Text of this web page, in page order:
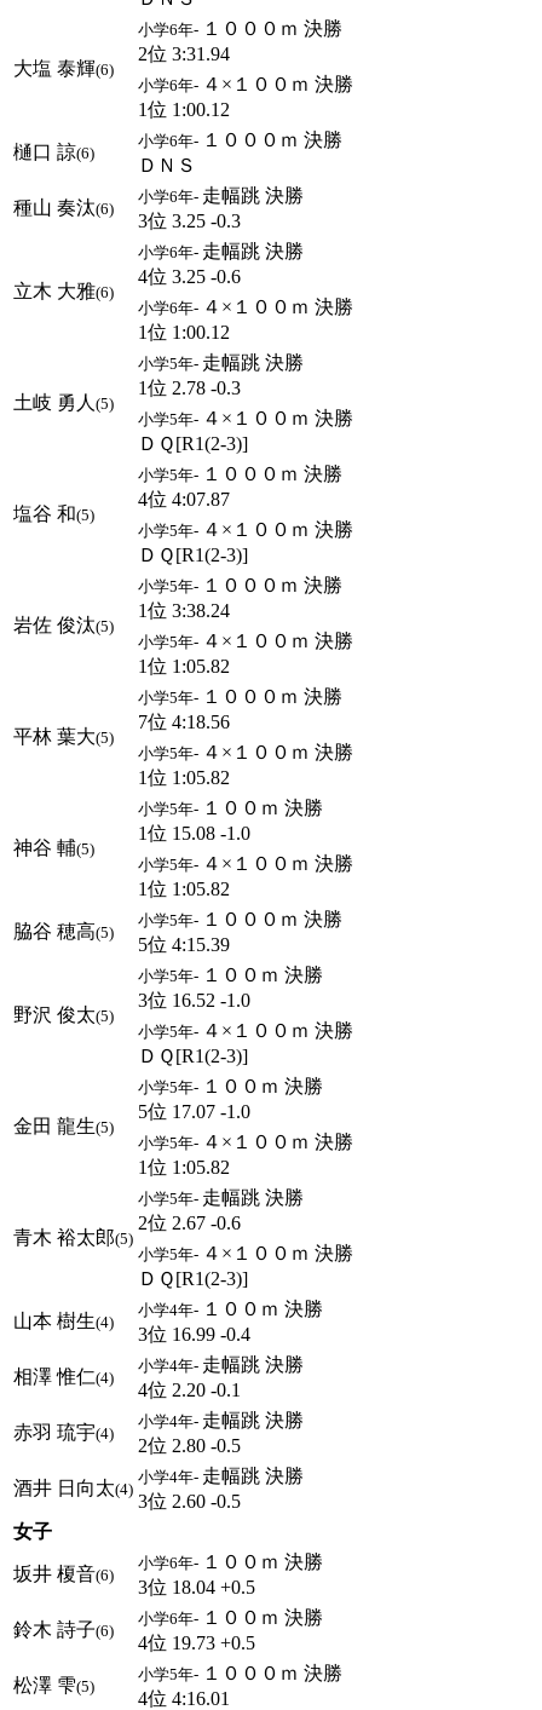
大塩 泰輝(6)
小学6年- １０００ｍ 決勝
2位 3:31.94
小学6年- ４×１００ｍ 決勝
1位 1:00.12
樋口 諒(6)
小学6年- １０００ｍ 決勝
ＤＮＳ
種山 奏汰(6)
小学6年- 走幅跳 決勝
3位 3.25 -0.3
立木 大雅(6)
小学6年- 走幅跳 決勝
4位 3.25 -0.6
小学6年- ４×１００ｍ 決勝
1位 1:00.12
土岐 勇人 (5)
小学5年- 走幅跳 決勝
1位 2.78 -0.3
小学5年- ４×１００ｍ 決勝
ＤＱ[R1(2-3)]
塩谷 和(5)
小学5年- １０００ｍ 決勝
4位 4:07.87
小学5年- ４×１００ｍ 決勝
ＤＱ[R1(2-3)]
岩佐 俊汰(5)
小学5年- １０００ｍ 決勝
1位 3:38.24
小学5年- ４×１００ｍ 決勝
1位 1:05.82
平林 葉大(5)
小学5年- １０００ｍ 決勝
7位 4:18.56
小学5年- ４×１００ｍ 決勝
1位 1:05.82
神谷 輔(5)
小学5年- １００ｍ 決勝
1位 15.08 -1.0
小学5年- ４×１００ｍ 決勝
1位 1:05.82
脇谷 穂高(5)
小学5年- １０００ｍ 決勝
5位 4:15.39
野沢 俊太(5)
小学5年- １００ｍ 決勝
3位 16.52 -1.0
小学5年- ４×１００ｍ 決勝
ＤＱ[R1(2-3)]
金田 龍生(5)
小学5年- １００ｍ 決勝
5位 17.07 -1.0
小学5年- ４×１００ｍ 決勝
1位 1:05.82
青木 裕太郎(5)
小学5年- 走幅跳 決勝
2位 2.67 -0.6
小学5年- ４×１００ｍ 決勝
ＤＱ[R1(2-3)]
山本 樹生(4)
小学4年- １００ｍ 決勝
3位 16.99 -0.4
相澤 惟仁(4)
小学4年- 走幅跳 決勝
4位 2.20 -0.1
赤羽 琉宇(4)
小学4年- 走幅跳 決勝
2位 2.80 -0.5
酒井 日向太(4)
小学4年- 走幅跳 決勝
3位 2.60 -0.5
女子
坂井 榎音(6)
小学6年- １００ｍ 決勝
3位 18.04 +0.5
鈴木 詩子(6)
小学6年- １００ｍ 決勝
4位 19.73 +0.5
松澤 雫(5)
小学5年- １０００ｍ 決勝
4位 4:16.01